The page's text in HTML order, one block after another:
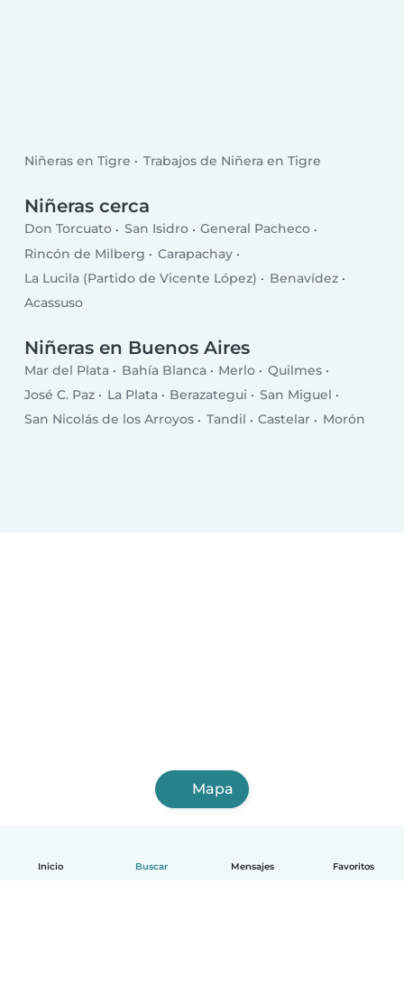
Inicio Buscar Mensajes Favoritos
Niñeras en Tigre Trabajos de Niñera en Tigre
Niñeras cerca
Don Torcuato San Isidro
General Pacheco
Rincón de Milberg
Carapachay
La Lucila (Partido de Vicente López)
Benavídez
Acassuso
Niñeras en Buenos Aires
Mar del Plata Bahía Blanca Merlo
Quilmes
José C. Paz
La Plata Berazategui
San Miguel
San Nicolás de los Arroyos
Tandil Castelar Morón
Mapa